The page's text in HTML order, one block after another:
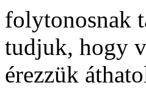
folytonosnak
tudjuk, hogy
érezzük